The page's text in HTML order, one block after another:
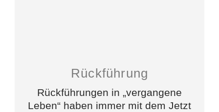
Rückführung
Rückführungen in „vergangene
Leben“ haben immer mit dem Jetzt